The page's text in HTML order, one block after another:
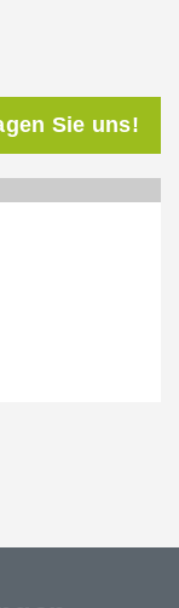
Sie uns!